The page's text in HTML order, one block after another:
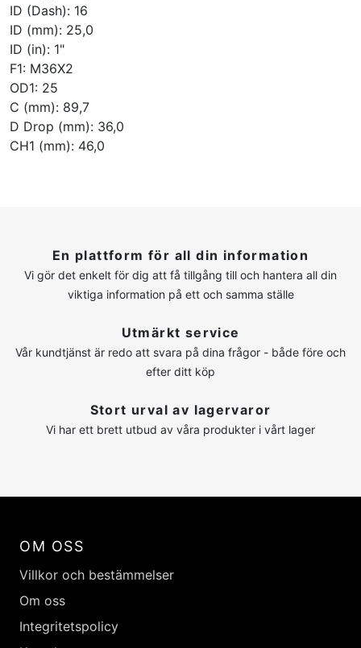
ID (Dash): 16
ID (mm): 25,0
ID (in): 1"
F1: M36X2
OD1: 25
C (mm): 89,7
D Drop (mm): 36,0
CH1 (mm): 46,0
En plattform för all din information
Vi gör det enkelt för dig att få tillgång till och hantera all din
viktiga information på ett och samma ställe
Utmärkt service
Vår kundtjänst är redo att svara på dina frågor - både före och
efter ditt köp
Stort urval av lagervaror
Vi har ett brett utbud av våra produkter i vårt lager
OM OSS
Villkor och bestämmelser
Om oss
Integritetspolicy